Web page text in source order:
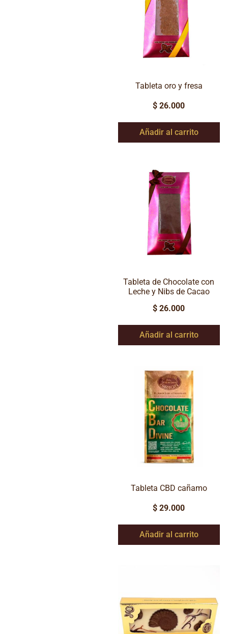
Tableta oro y fresa
$ 26.000
Añadir al carrito
Tableta de Chocolate con
Leche y Nibs de Cacao
$ 26.000
Añadir al carrito
Tableta CBD cañamo
$ 29.000
Añadir al carrito